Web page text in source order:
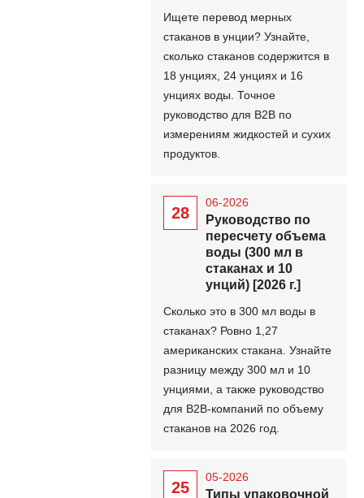
Ищете перевод мерных
стаканов в унции? Узнайте,
сколько стаканов содержится в
18 унциях, 24 унциях и 16
унциях воды. Точное
руководство для B2B по
измерениям жидкостей и сухих
продуктов.
28
06-2026
Руководство по
пересчету объема
воды (300 мл в
стаканах и 10
унций) [2026 г.]
Сколько это в 300 мл воды в
стаканах? Ровно 1,27
американских стакана. Узнайте
разницу между 300 мл и 10
унциями, а также руководство
для B2B-компаний по объему
стаканов на 2026 год.
25
05-2026
Типы упаковочной